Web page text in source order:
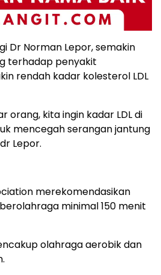
Dr Norman Lepor, semakin
terhadap penyakit
rendah kadar kolesterol LDL
orang, kita ingin kadar LDL di
mencegah serangan jantung
Lepor.
merekomendasikan
minimal 150 menit
olahraga aerobik dan